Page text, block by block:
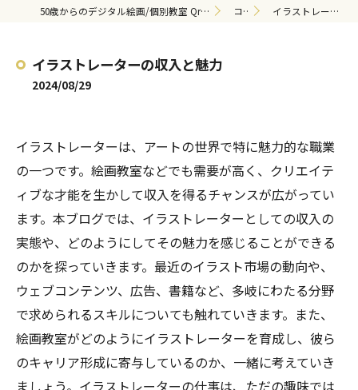
50歳からのデジタル絵画/個別教室 Qreet（クリート）（対面・オンライン） コラム イラストレーターの収入と魅力
イラストレーターの収入と魅力
2024/08/29
イラストレーターは、アートの世界で特に魅力的な職業
の一つです。絵画教室などでも需要が高く、クリエイテ
ィブな才能を生かして収入を得るチャンスが広がってい
ます。本ブログでは、イラストレーターとしての収入の
実態や、どのようにしてその魅力を感じることができる
のかを探っていきます。最近のイラスト市場の動向や、
ウェブコンテンツ、広告、書籍など、多岐にわたる分野
で求められるスキルについても触れていきます。また、
絵画教室がどのようにイラストレーターを育成し、彼ら
のキャリア形成に寄与しているのか、一緒に考えていき
ましょう。イラストレーターの仕事は、ただの趣味では